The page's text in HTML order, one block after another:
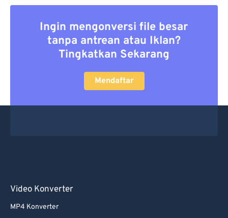
Ingin mengonversi file besar
tanpa antrean atau Iklan?
Tingkatkan Sekarang
Mendaftar
Video Konverter
MP4 Konverter